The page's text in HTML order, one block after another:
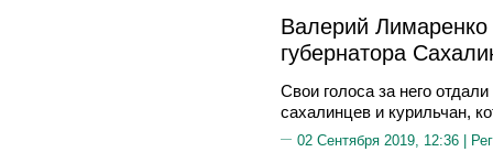
Валерий
губернатора
Свои голоса за него
сахалинцев и курильчан,
02 Сентября 2019, 12:36 |